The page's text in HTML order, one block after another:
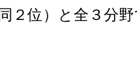
２位）と全３分